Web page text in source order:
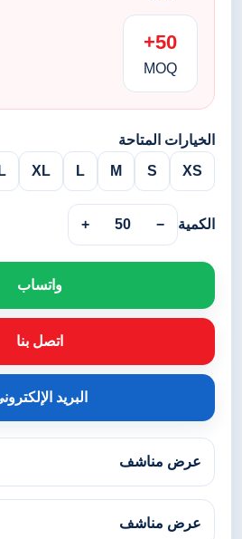
50+
MOQ
الخيارات المتاحة
XS
S
M
L
XL
الكمية −
50
+
واتساب
اتصل بنا
البريد
عرض مناشف
عرض مناشف